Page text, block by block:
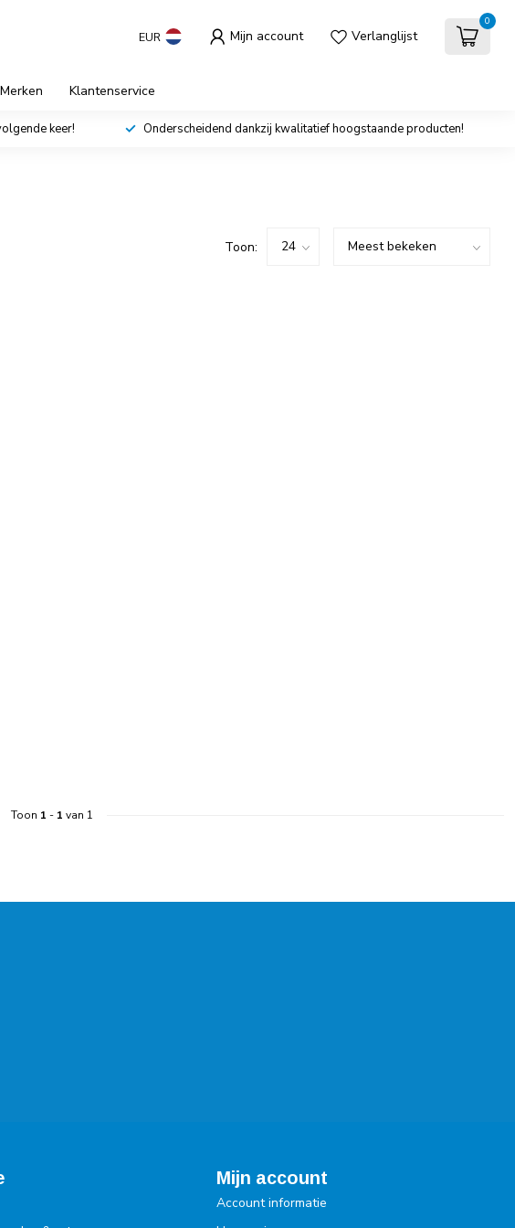
EUR Mijn account Verlanglijst
0
Merken Klantenservice
keer! Onderscheidend dankzij kwalitatief hoogstaande producten!
Toon:
Toon 1 - 1 van 1
Mijn account
Account informatie